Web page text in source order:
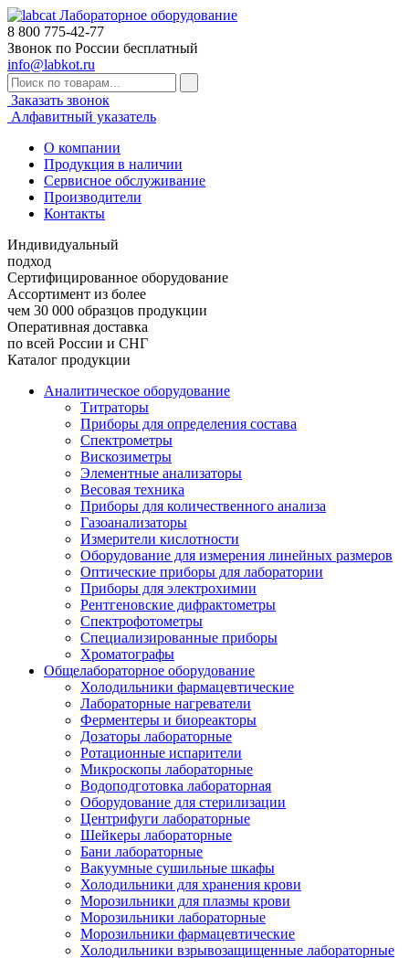
Лабораторное оборудование
8 800 775-42-77
Звонок по России бесплатный
info@labkot.ru
Заказать звонок
Алфавитный указатель
О компании
Продукция в наличии
Сервисное обслуживание
Производители
Контакты
Индивидуальный
подход
Сертифицированное оборудование
Ассортимент из более
чем 30 000 образцов продукции
Оперативная доставка
по всей России и СНГ
Каталог продукции
Аналитическое оборудование
Титраторы
Приборы для определения состава
Спектрометры
Вискозиметры
Элементные анализаторы
Весовая техника
Приборы для количественного анализа
Газоанализаторы
Измерители кислотности
Оборудование для измерения линейных размеров
Оптические приборы для лаборатории
Приборы для электрохимии
Рентгеновские дифрактометры
Спектрофотометры
Специализированные приборы
Хроматографы
Общелабораторное оборудование
Холодильники фармацевтические
Лабораторные нагреватели
Ферментеры и биореакторы
Дозаторы лабораторные
Ротационные испарители
Микроскопы лабораторные
Водоподготовка лабораторная
Оборудование для стерилизации
Центрифуги лабораторные
Шейкеры лабораторные
Бани лабораторные
Вакуумные сушильные шкафы
Холодильники для хранения крови
Морозильники для плазмы крови
Морозильники лабораторные
Морозильники фармацевтические
Холодильники взрывозащищенные лабораторные